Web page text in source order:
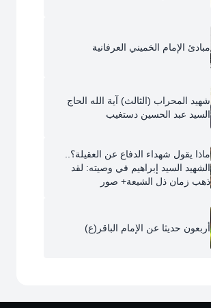
مبادئ الإمام الخميني العرفانية
شهيد المحراب (الثالث) آية الله الحاج
السيد عبد الحسين دستغيب
ماذا يقول شهداء الدفاع عن العقيلة؟..
الشهيد السيد إبراهيم في وصيته: لقد
ذهب زمان ذل الشيعة+ صور
أربعون حديثا عن الإمام الباقر(ع)